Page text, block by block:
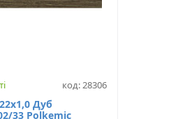
код: 28306
Дуб
33 Polkemic